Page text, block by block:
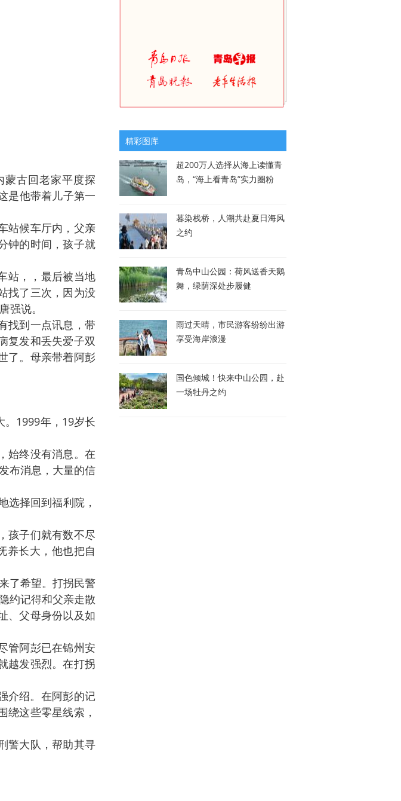
蒙古回老家平度探
是他带着儿子第一
站候车厅内，父亲
钟的时间，孩子就
站，，最后被当地
找了三次，因为没
强说。
找到一点讯息，带
复发和丢失爱子双
了。母亲带着阿彭
。1999年，19岁长
始终没有消息。在
布消息，大量的信
选择回到福利院，
孩子们就有数不尽
养长大，他也把自
了希望。打拐民警
约记得和父亲走散
、父母身份以及如
管阿彭已在锦州安
越发强烈。在打拐
介绍。在阿彭的记
绕这些零星线索，
警大队，帮助其寻
精彩图库
超200万人选择从海上读懂青
岛，“海上看青岛”实力圈粉
暮染栈桥，人潮共赴夏日海风
之约
青岛中山公园：荷风送香天鹅
舞，绿荫深处步履健
雨过天晴，市民游客纷纷出游
享受海岸浪漫
国色倾城！快来中山公园，赴
一场牡丹之约